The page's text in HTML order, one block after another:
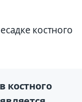
костного
костного